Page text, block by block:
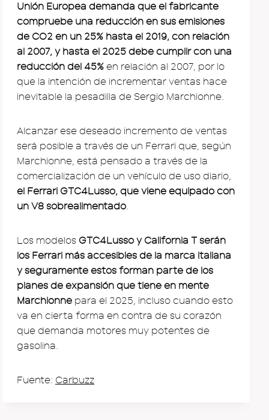
Unión Europea demanda que el fabricante
compruebe una reducción en sus emisiones
de CO2 en un 25% hasta el 2019, con relación
al 2007, y hasta el 2025 debe cumplir con una
reducción del 45% en relación al 2007, por lo
que la intención de incrementar ventas hace
inevitable la pesadilla de Sergio Marchionne.
Alcanzar ese deseado incremento de ventas
será posible a través de un Ferrari que, según
Marchionne, está pensado a través de la
comercialización de un vehículo de uso diario,
el Ferrari GTC4Lusso, que viene equipado con
un V8 sobrealimentado.
Los modelos GTC4Lusso y California T serán
los Ferrari más accesibles de la marca italiana
y seguramente estos forman parte de los
planes de expansión que tiene en mente
Marchionne para el 2025, incluso cuando esto
va en cierta forma en contra de su corazón
que demanda motores muy potentes de
gasolina.
Fuente: Carbuzz